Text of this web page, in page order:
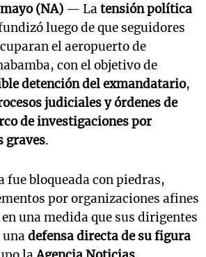
(NA) — Latensión política
luego de que seguidores
el aeropuerto de
con el objetivo de
detención del exmandatario,
judiciales y órdenes de
de investigaciones por
graves.
fue bloqueada con piedras,
por organizaciones afines
una medida que sus dirigentes
defensa directa de su figura